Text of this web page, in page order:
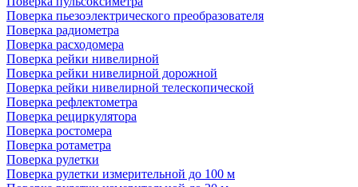
Поверка пьезоэлектрического преобразователя
Поверка радиометра
Поверка расходомера
Поверка рейки нивелирной
Поверка рейки нивелирной дорожной
Поверка рейки нивелирной телескопической
Поверка рефлектометра
Поверка рециркулятора
Поверка ростомера
Поверка ротаметра
Поверка рулетки
Поверка рулетки измерительной до 100 м